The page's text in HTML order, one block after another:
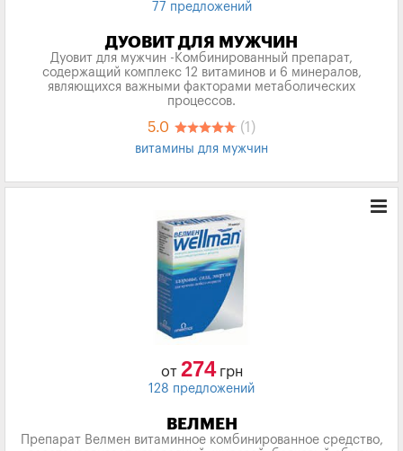
77 предложений
ДУОВИТ ДЛЯ МУЖЧИН
Дуовит для мужчин -Комбинированный препарат,
содержащий комплекс 12 витаминов и 6 минералов,
являющихся важными факторами метаболических
процессов.
5.0 (1)
витамины для мужчин
от 274грн
128 предложений
ВЕЛМЕН
Препарат Велмен витаминное комбинированное средство,